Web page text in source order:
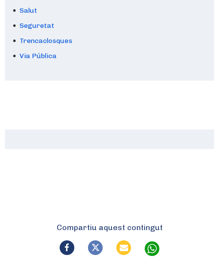
Salut
Seguretat
Trencaclosques
Via Pública
Compartiu aquest contingut